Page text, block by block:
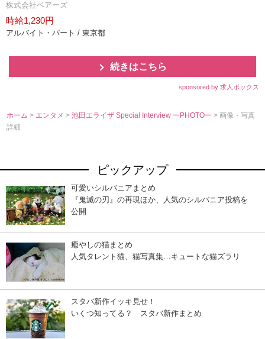
株式会社ベアーズ
時給1,230円
アルバイト・パート / 東京都
続きはこちら
sponsored by 求人ボックス
ホーム > エンタメ>池田エライザ Special Interview ーPHOTOー> 画像・写真
詳細
ピックアップ
可愛いシルバニアまとめ
『鬼滅の刃』の再現ほか、人気のシルバニア投稿を
公開
癒やしの猫まとめ
人気タレント猫、猫写真集…キュートな猫ズラリ
スタバ新作イッキ見せ！
いくつ知ってる？ スタバ新作まとめ